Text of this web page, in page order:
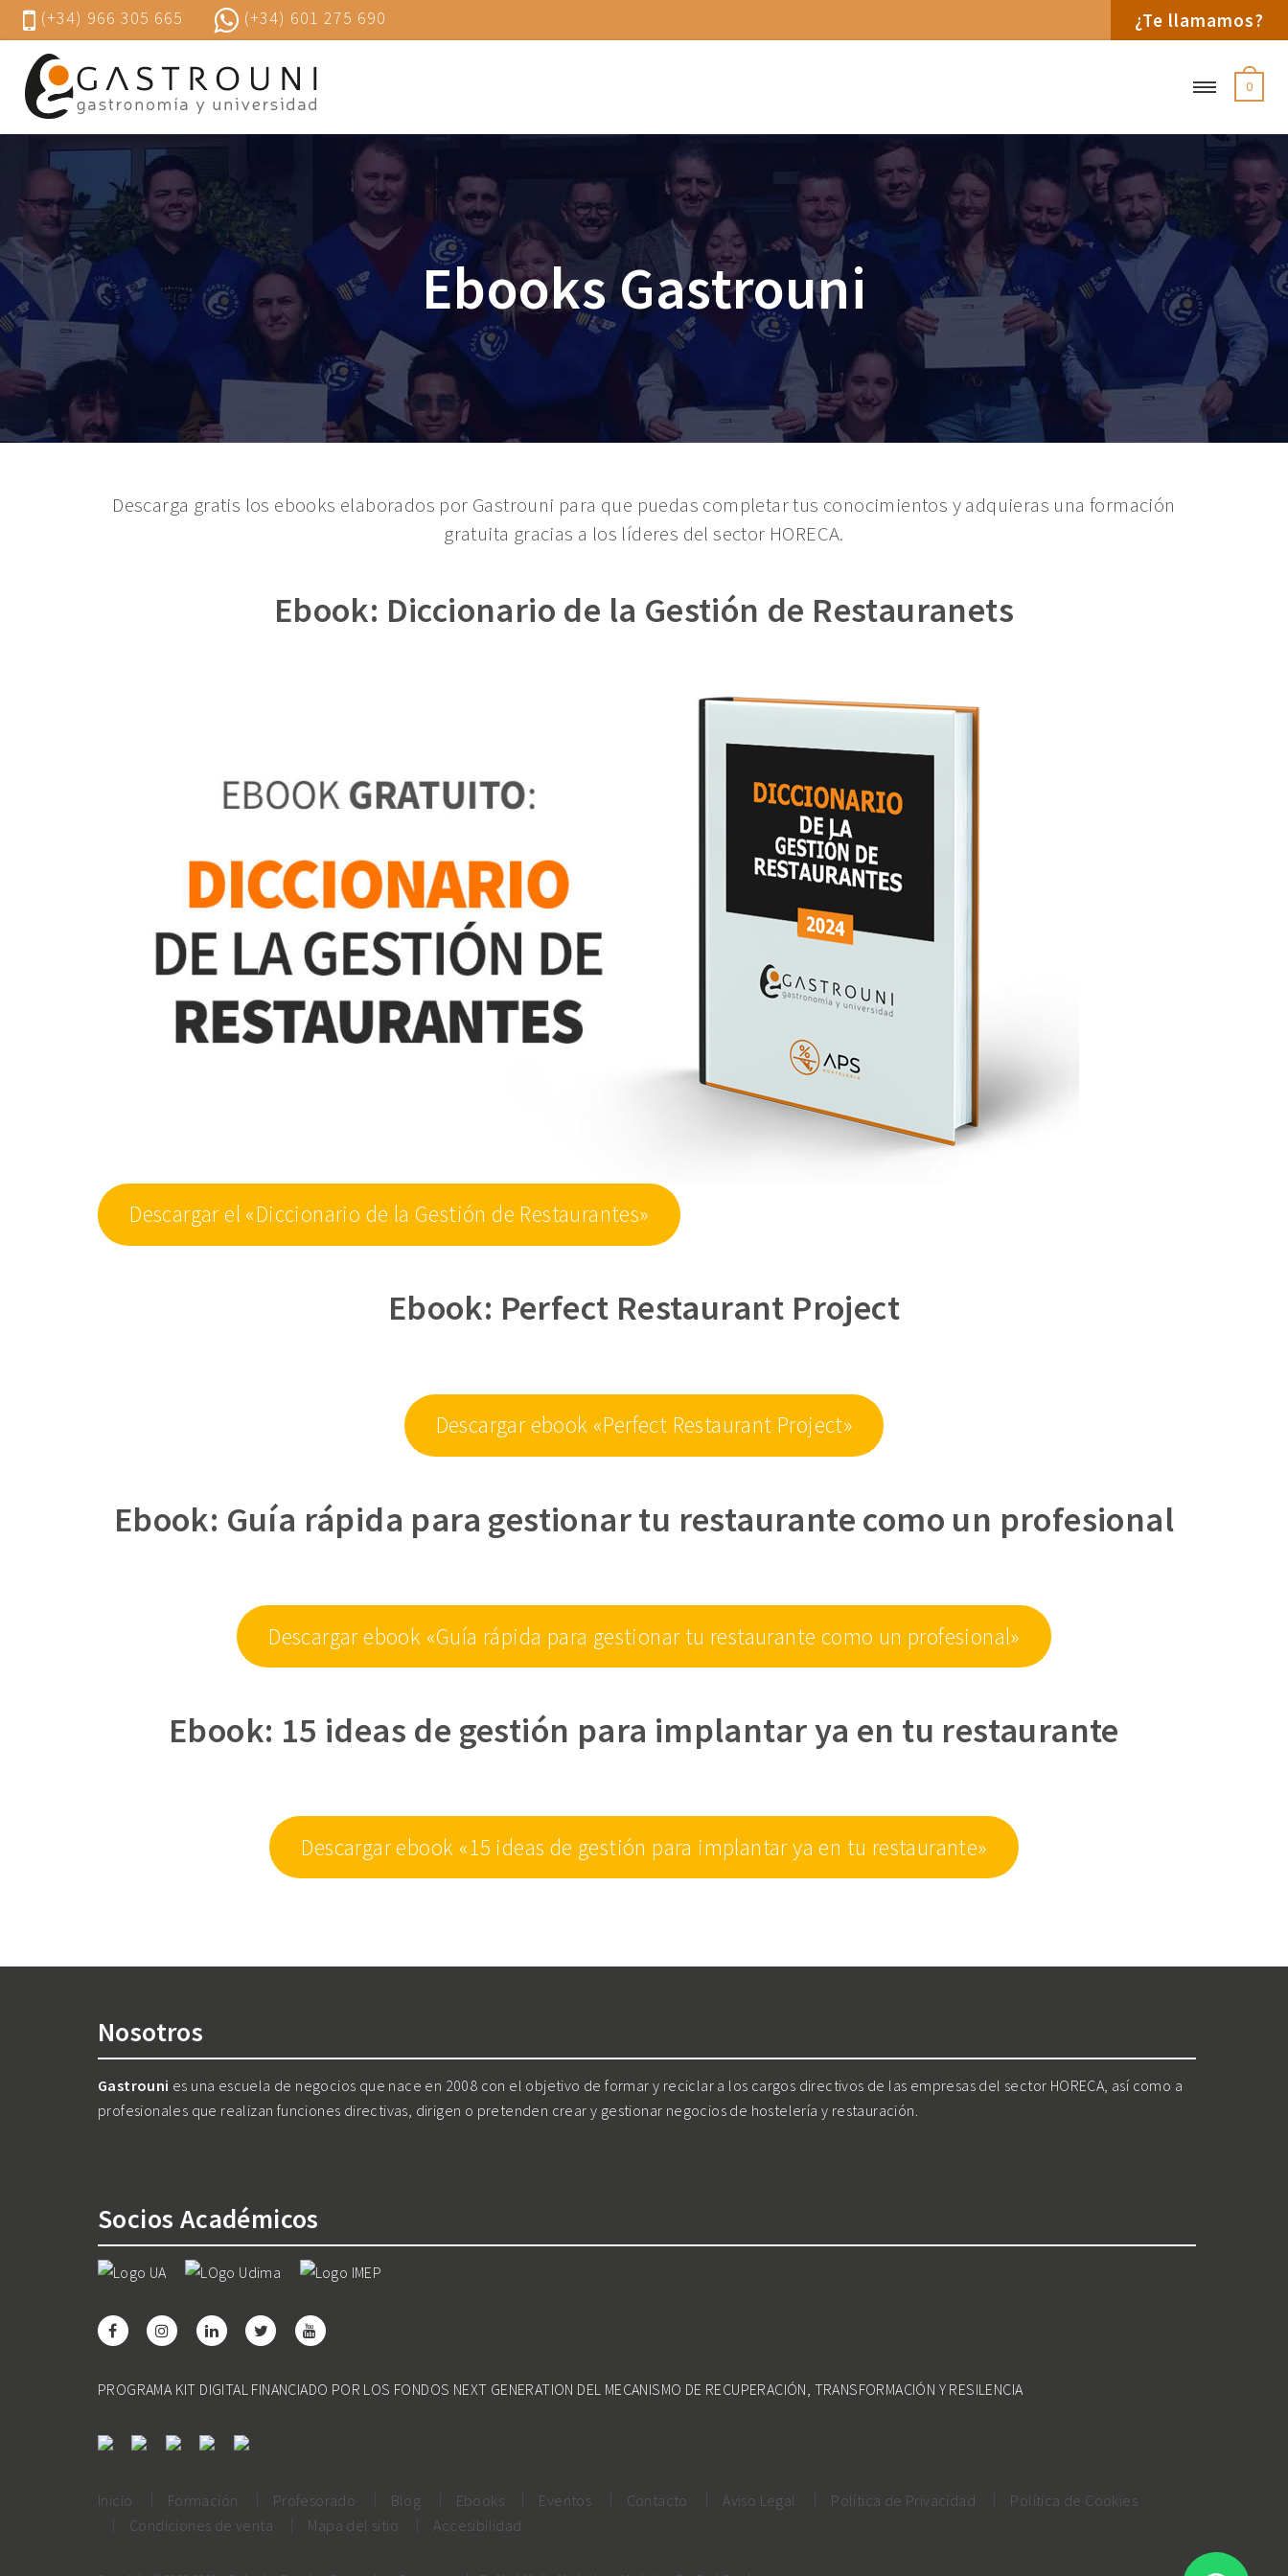
(+34) 966 305 665 (+34) 601 275 690 ¿Te llamamos?
0
Ebooks Gastrouni
Descarga gratis los ebooks elaborados por Gastrouni para que puedas completar tus conocimientos y adquieras una formación
gratuita gracias a los líderes del sector HORECA.
Ebook: Diccionario de la Gestión de Restauranets
Descargar el «Diccionario de la Gestión de Restaurantes»
Ebook: Perfect Restaurant Project
Descargar ebook «Perfect Restaurant Project»
Ebook: Guía rápida para gestionar tu restaurante como un profesional
Descargar ebook «Guía rápida para gestionar tu restaurante como un profesional»
Ebook: 15 ideas de gestión para implantar ya en tu restaurante
Descargar ebook «15 ideas de gestión para implantar ya en tu restaurante»
Nosotros
Gastrouni es una escuela de negocios que nace en 2008 con el objetivo de formar y reciclar a los cargos directivos de las empresas del sector HORECA, así como a
profesionales que realizan funciones directivas, dirigen o pretenden crear y gestionar negocios de hostelería y restauración.
Socios Académicos
PROGRAMA KIT DIGITAL FINANCIADO POR LOS FONDOS NEXT GENERATION DEL MECANISMO DE RECUPERACIÓN, TRANSFORMACIÓN Y RESILENCIA
Inicio Formación Profesorado Blog Ebooks Eventos Contacto Aviso Legal Política de Privacidad
Política de Cookies
Condiciones de venta
Mapa del sitio Accesibilidad